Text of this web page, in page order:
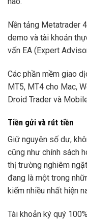
Nền tảng Metatrader
demo và tài khoản
vấn EA (Expert
Các phần mềm giao
MT5, MT4 cho Mac,
Droid Trader và
Tiền gửi và rút tiền
Giữ nguyên số dư,
cũng như chính sách
thị trường nghiêm
đang là một trong
kiếm nhiều nhất hiện
Tài khoản ký quý